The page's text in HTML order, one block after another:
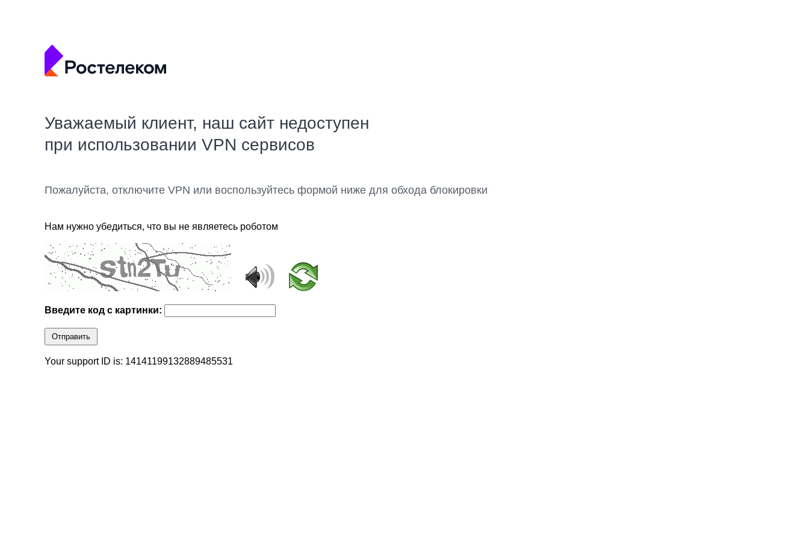
Уважаемый клиент, наш сайт недоступен
при использовании VPN сервисов
Пожалуйста, отключите VPN или воспользуйтесь формой ниже для обхода блокировки
Нам нужно убедиться, что вы не являетесь роботом
Введите код с картинки:
Отправить
Your support ID is: 14141199132889485531